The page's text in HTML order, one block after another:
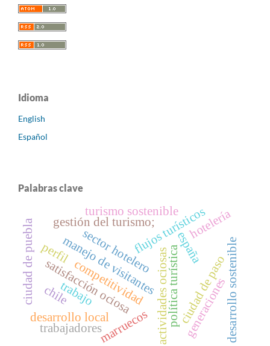
Idioma
English
Español
Palabras clave
sector hotelero
satisfacción ociosa actividades ociosas
flujos turísticos
españa
marruecos política turística
gestión del turismo;
desarrollo local ciudad de paso
ciudad de puebla manejo de visitantes
competitividad desarrollo sostenible
turismo sostenible
trabajo generaciones
trabajadores
hotelería
perfil
chile